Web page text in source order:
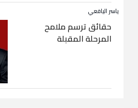
ياسر اليافعي
حقائق ترسم ملامح
المرحلة المقبلة